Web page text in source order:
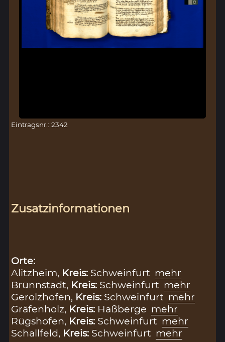
Eintragsnr.: 2342
Zusatzinformationen
Orte:
Alitzheim, Kreis: Schweinfurt mehr
Brünnstadt, Kreis: Schweinfurt mehr
Gerolzhofen, Kreis: Schweinfurt mehr
Gräfenholz, Kreis: Haßberge mehr
Rügshofen, Kreis: Schweinfurt mehr
Schallfeld, Kreis: Schweinfurt mehr